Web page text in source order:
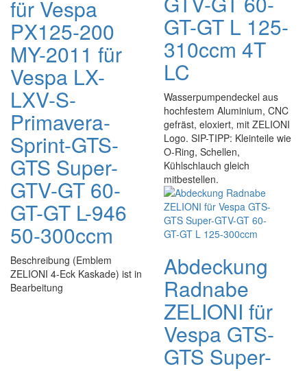
für Vespa
PX125-200
MY-2011 für
Vespa LX-
LXV-S-
Primavera-
Sprint-GTS-
GTS Super-
GTV-GT 60-
GT-GT L-946
50-300ccm
Beschreibung (Emblem
ZELIONI 4-Eck Kaskade) ist in
Bearbeitung
GT-GT L 125-
310ccm 4T
LC
Wasserpumpendeckel aus
hochfestem Aluminium, CNC
gefräst, eloxiert, mit ZELIONI
Logo. SIP-TIPP: Kleinteile wie
O-Ring, Schellen,
Kühlschlauch gleich
mitbestellen.
Abdeckung
Radnabe
ZELIONI für
Vespa GTS-
GTS Super-